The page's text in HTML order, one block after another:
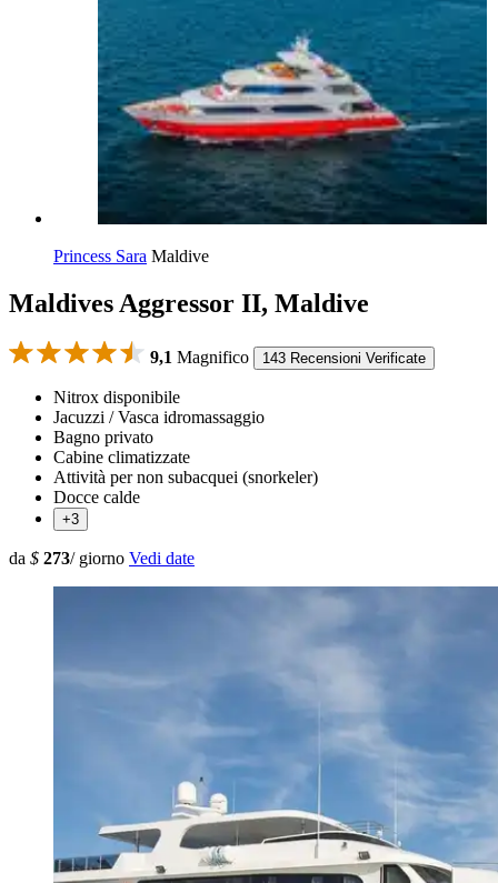
Princess Sara Maldive
Maldives Aggressor II, Maldive
9,1 Magnifico 143 Recensioni Verificate
Nitrox disponibile
Jacuzzi / Vasca idromassaggio
Bagno privato
Cabine climatizzate
Attività per non subacquei (snorkeler)
Docce calde
+3
da $ 273/ giorno Vedi date